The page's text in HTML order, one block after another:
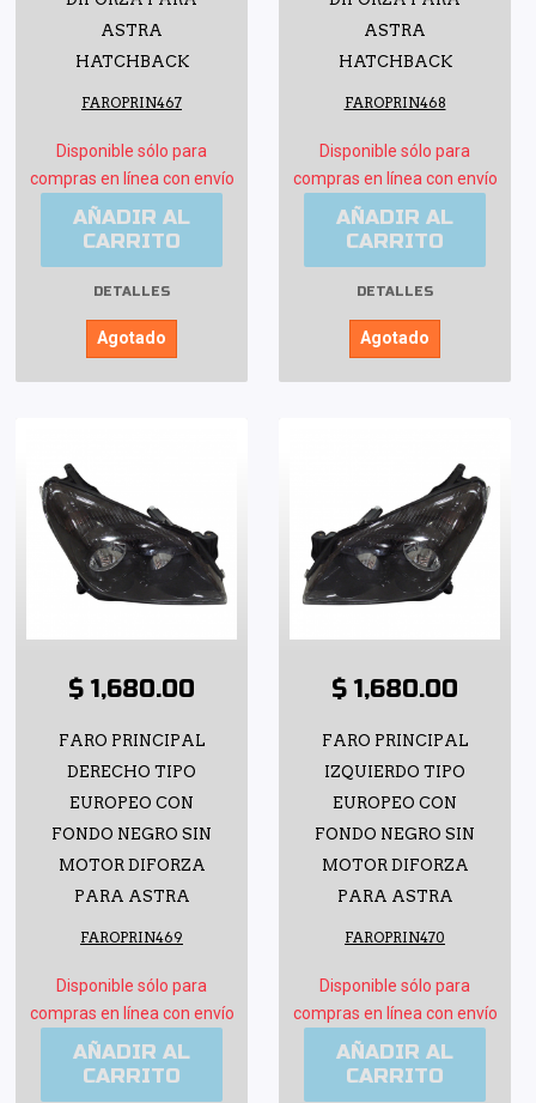
ASTRA
HATCHBACK
FAROPRIN467
Disponible sólo para
compras en línea con envío
AÑADIR AL
CARRITO
DETALLES
Agotado
ASTRA
HATCHBACK
FAROPRIN468
Disponible sólo para
compras en línea con envío
AÑADIR AL
CARRITO
DETALLES
Agotado
$ 1,680.00
FARO PRINCIPAL
DERECHO TIPO
EUROPEO CON
FONDO NEGRO SIN
MOTOR DIFORZA
PARA ASTRA
FAROPRIN469
Disponible sólo para
compras en línea con envío
AÑADIR AL
CARRITO
$ 1,680.00
FARO PRINCIPAL
IZQUIERDO TIPO
EUROPEO CON
FONDO NEGRO SIN
MOTOR DIFORZA
PARA ASTRA
FAROPRIN470
Disponible sólo para
compras en línea con envío
AÑADIR AL
CARRITO